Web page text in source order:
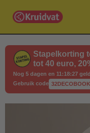
Stapelkorting
tot 40 euro,
Nog 5 dagen en 11:18:27
Gebruik code